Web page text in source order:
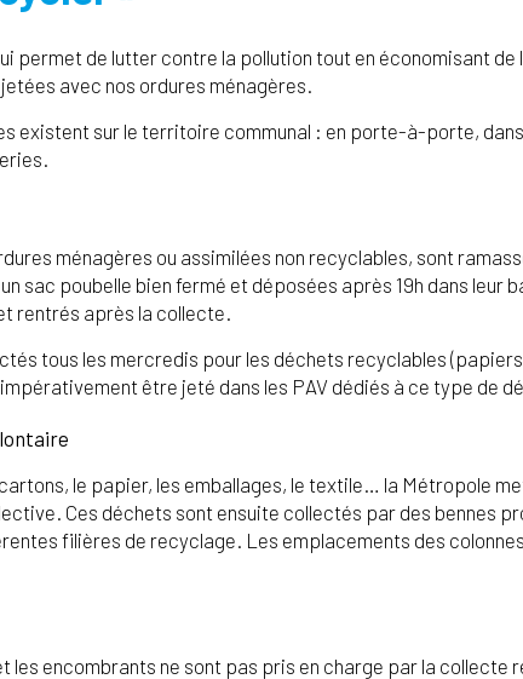
permet de lutter contre la pollution tout en économisant
avec nos ordures ménagères.
existent sur le territoire communal : en porte-à-porte,
ménagères ou assimilées non recyclables, sont
sac poubelle bien fermé et déposées après 19h dans leur
rentrés après la collecte.
tous les mercredis pour les déchets recyclables
être jeté dans les PAV dédiés à ce type de
le papier, les emballages, le textile… la Métropole
Ces déchets sont ensuite collectés par des bennes
filières de recyclage. Les emplacements des
les encombrants ne sont pas pris en charge par la collecte